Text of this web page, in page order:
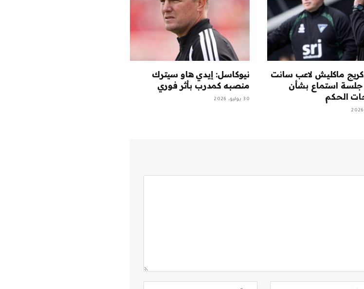
كريج ماكليش لاعب سانت
جلسة استماع بشأن
الحكم
نيوكاسل: إيدي هاو سيترك
منصبه كمدرب بأثر فوري
30 يوليو، 2026